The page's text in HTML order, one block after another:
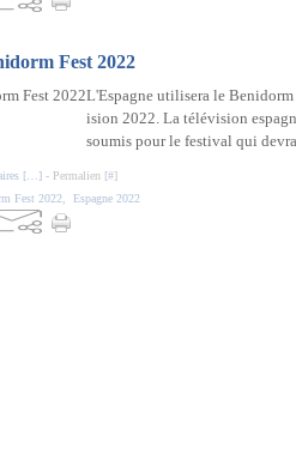
Fest 2022
L'Espagne utilisera le
ision 2022. La télévision
soumis pour le festival qui
[ ] - Permalien [#]
Fest 2022 Espagne 2022